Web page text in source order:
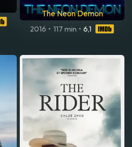
The Neon Demon
2016 • 117 min • 6,1